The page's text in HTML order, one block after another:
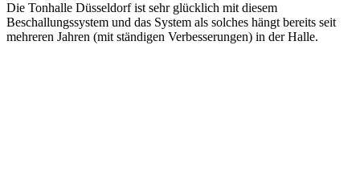
Die Tonhalle Düsseldorf ist sehr glücklich mit diesem
Beschallungssystem und das System als solches hängt bereits seit
mehreren Jahren (mit ständigen Verbesserungen) in der Halle.